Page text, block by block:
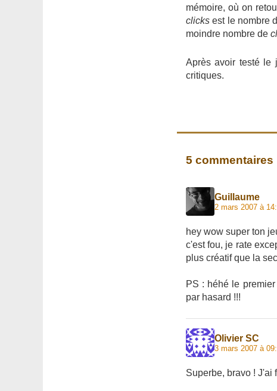
mémoire, où on
clicks est le nombre
moindre nombre de
Après avoir testé le
critiques.
5 commentaires
Guillaume
2 mars 2007 à
hey wow super ton
c'est fou, je rate
plus créatif que la
PS : héhé le
par hasard !!!
Olivier SC
3 mars 2007 à
Superbe, bravo ! J'ai